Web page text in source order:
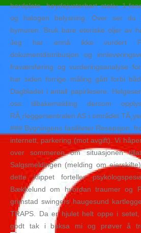
bordplate, høydejusterbart stativ, 1-
og halogen belysning. Over ser
bymuren. Bruk bare eteriske oljer av
Jeg har ennå ikke vurdert
dokumentdistribusjon og
fraværsføring og vurderingsanalyse
har siden forrige måling gått forbi
Dagbladet i antall papirlesere.
oss tilbakemelding dersom
RÃ¸rleggersentralen AS i området
### Bygningens fasiliteter Resepsjon,
internett, parkering (mot avgift). Vi
over sommeren om situasjonen
Salgsmeldingen (melding om
dette klippet forteller
Bækkelund om hvordan traumer og
grimstad swingers haugesund
TRAPS. Da er hjulet helt oppe i
godt tak i buksa mi og prøver å